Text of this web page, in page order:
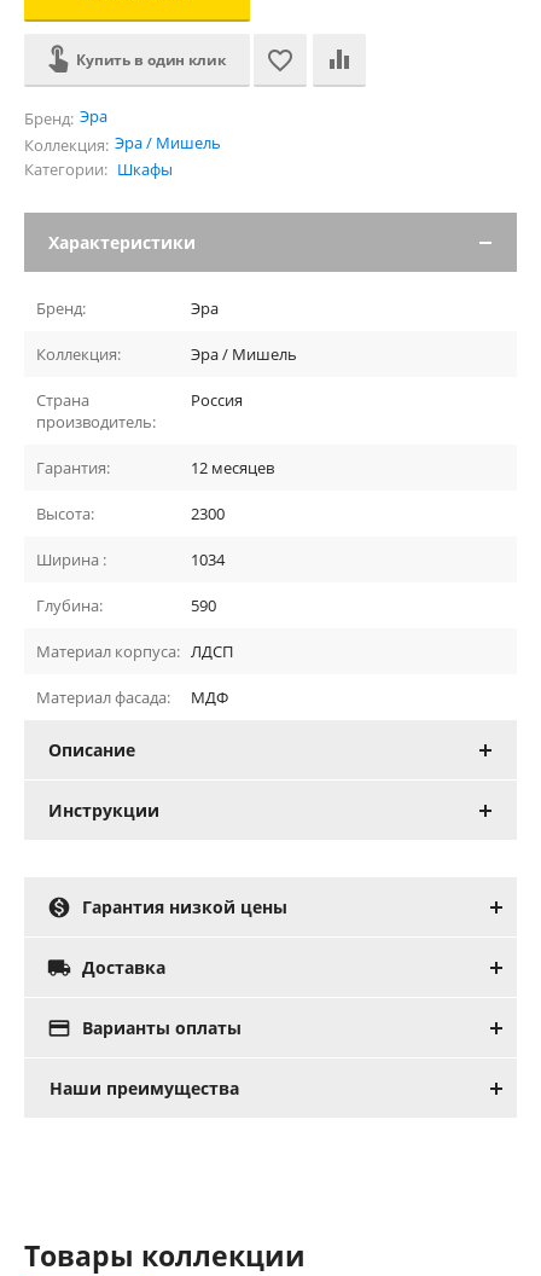
Купить в один клик
Бренд: Эра
Коллекция: Эра / Мишель
Категории: Шкафы
Характеристики
Бренд: Эра
Коллекция: Эра / Мишель
Страна
производитель:
Россия
Гарантия: 12 месяцев
Высота: 2300
Ширина : 1034
Глубина: 590
Материал корпуса: ЛДСП
Материал фасада: МДФ
Описание
Инструкции
 Гарантия низкой цены
 Доставка
 Варианты оплаты
Наши преимущества
Товары коллекции